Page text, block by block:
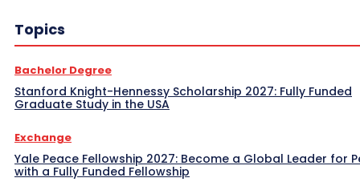
Topics
Bachelor Degree
Stanford Knight-Hennessy Scholarship 2027: Fully Funded
Graduate Study in the USA
Exchange
Yale Peace Fellowship 2027: Become a Global Leader for
with a Fully Funded Fellowship